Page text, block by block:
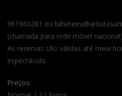
961960281 ou
(chamada para rede móvel nacional)
As reservas são válidas até meia
espectáculo.
Preços: